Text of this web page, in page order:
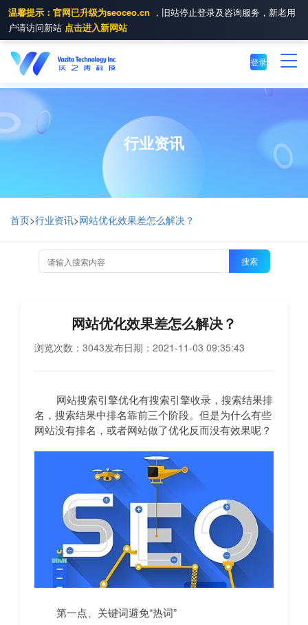
温馨提示：官网已升级为seoceo.cn ，旧站停止登录及咨询服务，新老用
户请访问新站 点击进入新网站
登录
行业资讯
首页>行业资讯>网站优化效果差怎么解决？
搜索
网站优化效果差怎么解决？
浏览次数：3043发布日期：2021-11-03 09:35:43
网站搜索引擎优化有搜索引擎收录，搜索结果排
名，搜索结果中排名靠前三个阶段。但是为什么有些
网站没有排名，或者网站做了优化反而没有效果呢？
第一点、关键词避免“热词”